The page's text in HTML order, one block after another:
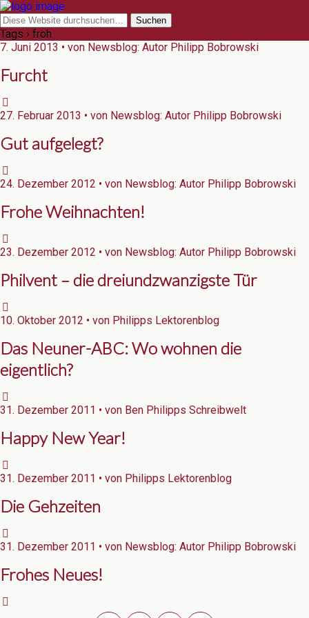
Tags › froh
7. Juni 2013 • von Newsblog: Autor Philipp Bobrowski
Furcht
27. Februar 2013 • von Newsblog: Autor Philipp Bobrowski
Gut aufgelegt?
24. Dezember 2012 • von Newsblog: Autor Philipp Bobrowski
Frohe Weihnachten!
23. Dezember 2012 • von Newsblog: Autor Philipp Bobrowski
Philvent – die dreiundzwanzigste Tür
10. Oktober 2012 • von Philipps Lektorenblog
Das Neuner-ABC: Wo wohnen die
eigentlich?
31. Dezember 2011 • von Ben Philipps Schreibwelt
Happy New Year!
31. Dezember 2011 • von Philipps Lektorenblog
Die Gehzeiten
31. Dezember 2011 • von Newsblog: Autor Philipp Bobrowski
Frohes Neues!